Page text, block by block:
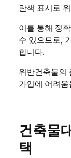
란색 표시로
이를 통해 정
수 있으므로,
합니다.
위반건축물의
가입에 어려
건축물
택